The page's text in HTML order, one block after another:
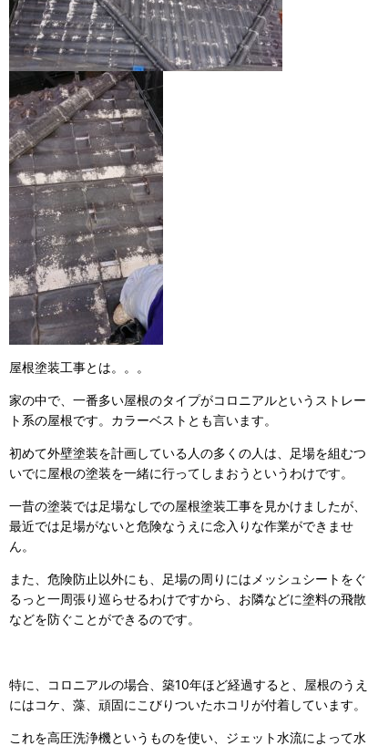
屋根塗装工事とは。。。
家の中で、一番多い屋根のタイプがコロニアルというストレー
ト系の屋根です。カラーベストとも言います。
初めて外壁塗装を計画している人の多くの人は、足場を組むつ
いでに屋根の塗装を一緒に行ってしまおうというわけです。
一昔の塗装では足場なしでの屋根塗装工事を見かけましたが、
最近では足場がないと危険なうえに念入りな作業ができませ
ん。
また、危険防止以外にも、足場の周りにはメッシュシートをぐ
るっと一周張り巡らせるわけですから、お隣などに塗料の飛散
などを防ぐことができるのです。
特に、コロニアルの場合、築10年ほど経過すると、屋根のうえ
にはコケ、藻、頑固にこびりついたホコリが付着しています。
これを高圧洗浄機というものを使い、ジェット水流によって水